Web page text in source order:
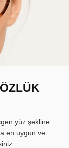
yüz şekline
en uygun ve